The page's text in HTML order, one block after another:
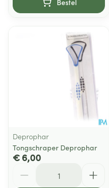
Bestel
Deprophar
Tongschraper Deprophar
€ 6,00